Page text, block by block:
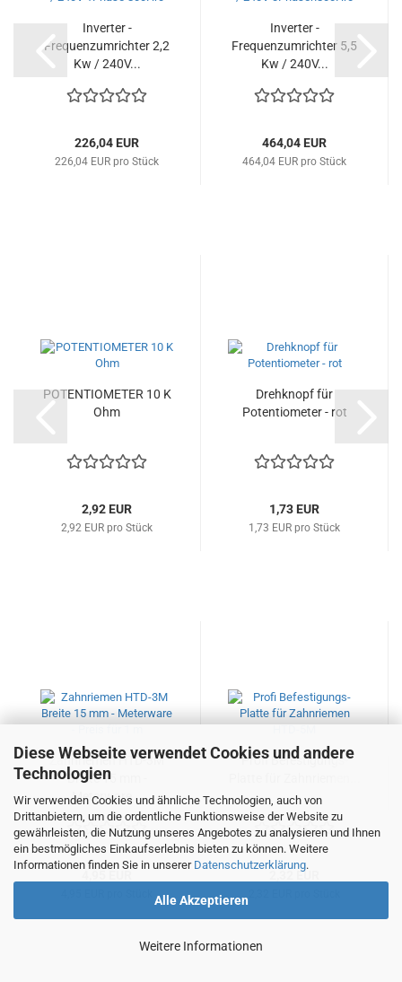
Diese Webseite verwendet Cookies und andere
Technologien
Wir verwenden Cookies und ähnliche Technologien, auch von
Drittanbietern, um die ordentliche Funktionsweise der Website zu
gewährleisten, die Nutzung unseres Angebotes zu analysieren und Ihnen
ein bestmögliches Einkaufserlebnis bieten zu können. Weitere
Informationen finden Sie in unserer Datenschutzerklärung.
Alle Akzeptieren
Weitere Informationen
Inverter -
Frequenzumrichter 2,2
Kw / 240V...
226,04 EUR
226,04 EUR pro Stück
Inverter -
Frequenzumrichter 5,5
Kw / 240V...
464,04 EUR
464,04 EUR pro Stück
POTENTIOMETER 10 K
Ohm
2,92 EUR
2,92 EUR pro Stück
Drehknopf für
Potentiometer - rot
1,73 EUR
1,73 EUR pro Stück
Zahnriemen HTD-3M
Breite 15 mm -
Meterware...
Profi Befestigungs-
2,32 EUR